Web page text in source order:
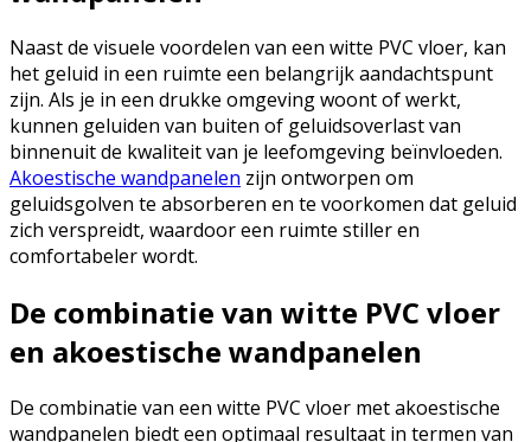
Naast de visuele voordelen van een witte PVC vloer, kan
het geluid in een ruimte een belangrijk aandachtspunt
zijn. Als je in een drukke omgeving woont of werkt,
kunnen geluiden van buiten of geluidsoverlast van
binnenuit de kwaliteit van je leefomgeving beïnvloeden.
Akoestische wandpanelen zijn ontworpen om
geluidsgolven te absorberen en te voorkomen dat geluid
zich verspreidt, waardoor een ruimte stiller en
comfortabeler wordt.
De combinatie van witte PVC vloer
en akoestische wandpanelen
De combinatie van een witte PVC vloer met akoestische
wandpanelen biedt een optimaal resultaat in termen van